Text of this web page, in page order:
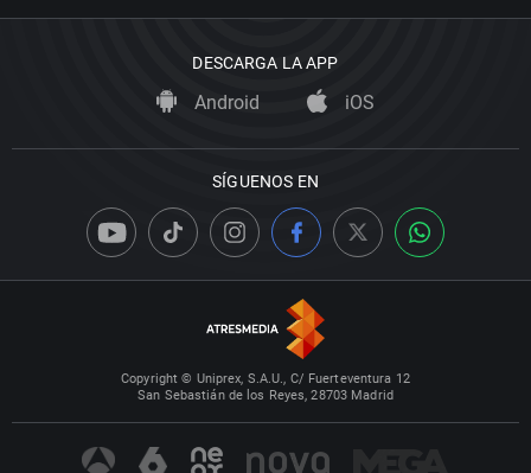
DESCARGA LA APP
Android iOS
SÍGUENOS EN
Copyright © Uniprex, S.A.U., C/ Fuerteventura 12
San Sebastián de los Reyes, 28703 Madrid